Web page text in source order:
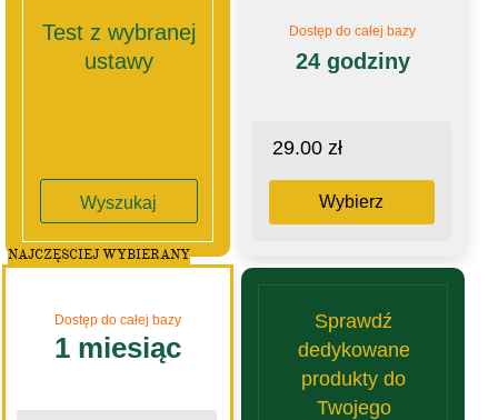
Test z wybranej
ustawy
Wyszukaj
Dostęp do całej bazy
24 godziny
29.00 zł
Wybierz
Dostęp do całej bazy
1 miesiąc
NAJCZĘSCIEJ WYBIERANY
Sprawdź
dedykowane
produkty do
Twojego